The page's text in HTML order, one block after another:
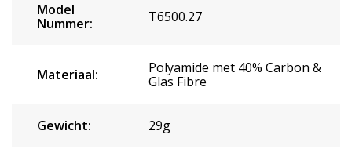
Model
Nummer:
T6500.27
Materiaal:
Polyamide met 40% Carbon &
Glas Fibre
Gewicht: 29g